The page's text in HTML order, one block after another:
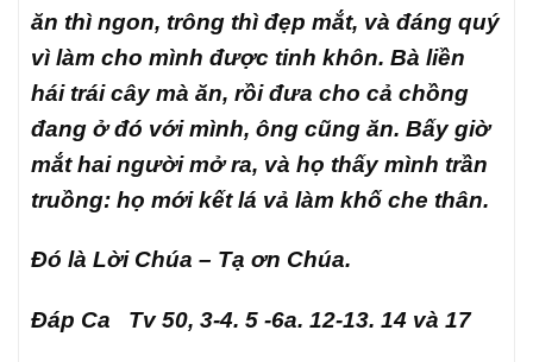
ăn thì ngon, trông thì đẹp mắt, và đáng quý
vì làm cho mình được tinh khôn. Bà liền
hái trái cây mà ăn, rồi đưa cho cả chồng
đang ở đó với mình, ông cũng ăn. Bấy giờ
mắt hai người mở ra, và họ thấy mình trần
truồng: họ mới kết lá vả làm khố che thân.
Đó là Lời Chúa – Tạ ơn Chúa.
Đáp Ca Tv 50, 3-4. 5 -6a. 12-13. 14 và 17